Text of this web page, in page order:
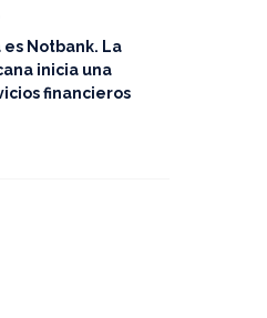
Notbank. La
inicia una
financieros